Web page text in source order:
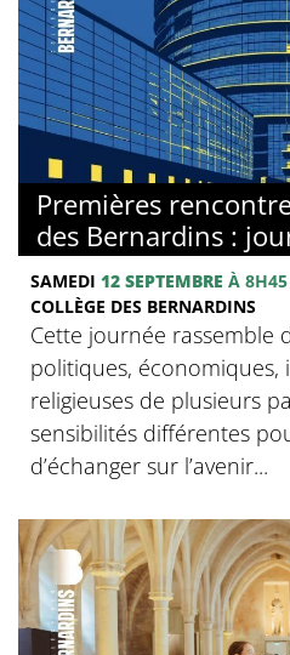
Premières
des Bernardins :
SAMEDI 12 SEPTEMBRE À 8H45
COLLÈGE DES BERNARDINS
Cette journée rassemble
politiques, économiques,
religieuses de plusieurs
sensibilités différentes
d’échanger sur l’avenir...